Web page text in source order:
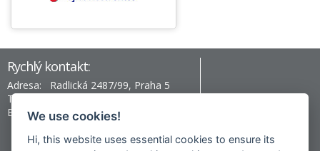
Rychlý kontakt:
Adresa:
Radlická 2487/99, Praha 5
Telefon:
Email:
prag@hev-electronic.com
We use cookies!
Hi, this website uses essential cookies to ensure its